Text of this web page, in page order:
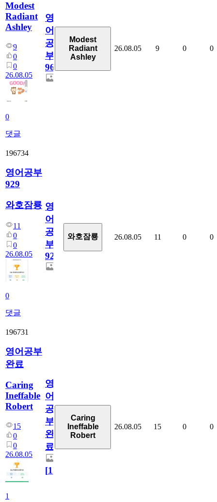
Modest
Radiant
Ashley
9
0
0
26.08.05
0
댓글
영
어
공
부
96
Modest
Radiant
Ashley
26.08.05 9 0 0
196734
영어공부
929
와호잠룡
11
0
0
26.08.05
0
댓글
영
어
공
부
929
와호잠룡 26.08.05 11 0 0
196731
영어공부
완료
Caring
Ineffable
Robert
15
0
0
26.08.05
1
영
어
공
부
완
료
[1]
Caring
Ineffable
Robert
26.08.05 15 0 0